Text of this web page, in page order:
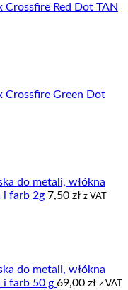
Crossfire Red Dot TAN
Crossfire Green Dot
do metali, włókna
i farb 2g 7,50 zł z VAT
do metali, włókna
i farb 50 g 69,00 zł z VAT